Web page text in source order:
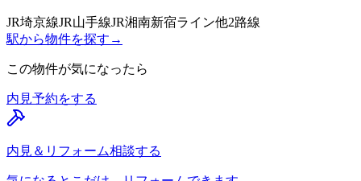
JR埼京線JR山手線JR湘南新宿ライン他2路線
駅から物件を探す →
この物件が気になったら
内見予約をする
内見＆リフォーム相談する